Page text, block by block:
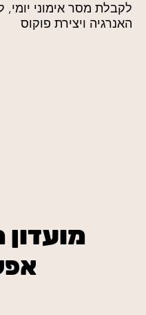
לקבלת מסר אימוני
האנרגיה ויצירת פוקוס
מועדון